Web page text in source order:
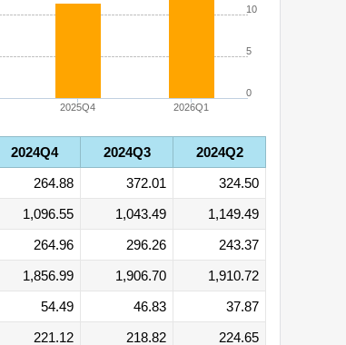
2025Q4 2026Q1
0
5
10
2024Q4 2024Q3
2024Q2
264.88 372.01
324.50
1,096.55 1,043.49
1,149.49
264.96 296.26
243.37
1,856.99 1,906.70
1,910.72
54.49 46.83
37.87
221.12 218.82
224.65